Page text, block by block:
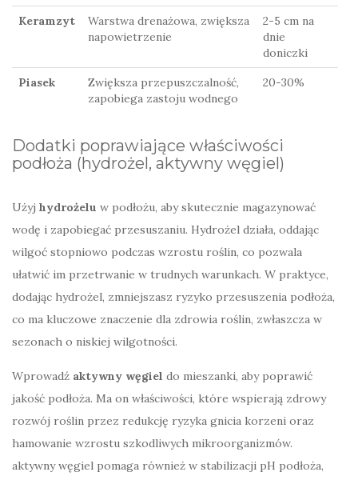
Keramzyt
Warstwa drenażowa, zwiększa
napowietrzenie
2-5 cm na
dnie
doniczki
Piasek
Zwiększa przepuszczalność,
zapobiega zastoju wodnego
20-30%
Dodatki poprawiające właściwości
podłoża (hydrożel, aktywny węgiel)
Użyj hydrożelu w podłożu, aby skutecznie magazynować
wodę i zapobiegać przesuszaniu. Hydrożel działa, oddając
wilgoć stopniowo podczas wzrostu roślin, co pozwala
ułatwić im przetrwanie w trudnych warunkach. W praktyce,
dodając hydrożel, zmniejszasz ryzyko przesuszenia podłoża,
co ma kluczowe znaczenie dla zdrowia roślin, zwłaszcza w
sezonach o niskiej wilgotności.
Wprowadź aktywny węgiel do mieszanki, aby poprawić
jakość podłoża. Ma on właściwości, które wspierają zdrowy
rozwój roślin przez redukcję ryzyka gnicia korzeni oraz
hamowanie wzrostu szkodliwych mikroorganizmów.
aktywny węgiel pomaga również w stabilizacji pH podłoża,